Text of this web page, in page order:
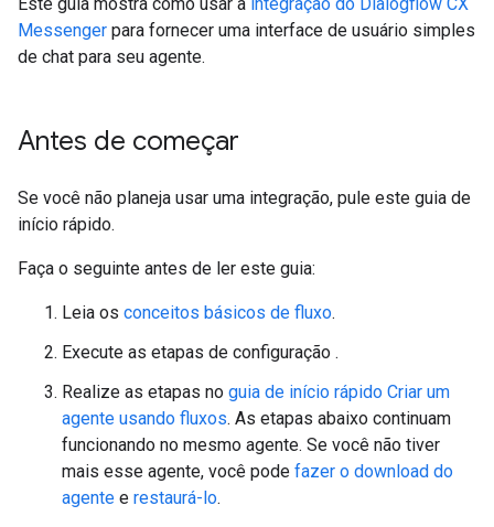
Messenger para fornecer uma interface de usuário simples
de chat para seu agente.
Antes de começar
Se você não planeja usar uma integração, pule este guia de
início rápido.
Faça o seguinte antes de ler este guia:
Leia os conceitos básicos de fluxo.
Execute as etapas de configuração .
Realize as etapas no guia de início rápido Criar um
agente usando fluxos. As etapas abaixo continuam
funcionando no mesmo agente. Se você não tiver
mais esse agente, você pode fazer o download do
agente e restaurá-lo.